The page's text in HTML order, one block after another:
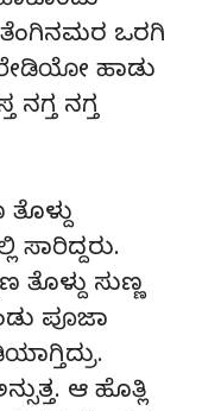
ಒರಗಿ
ರೇಡಿಯೋ ಹಾಡು
ನಗ್ತ ನಗ್ತ
ಸಾರಿದ್ದರು.
ಸುಣ್ಣ
ಪೂಜಾ
ಆ ಹೊತ್ಲಿ